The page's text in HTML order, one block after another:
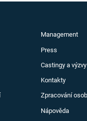
Management
Press
Castingy a výzvy
Kontakty
Zpracování
Nápověda